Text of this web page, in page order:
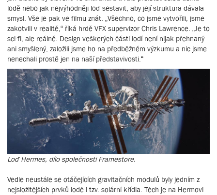
lodě nebo jak nejvýhodněji loď sestavit, aby její struktura dávala
smysl. Vše je pak ve filmu znát. „Všechno, co jsme vytvořili, jsme
zakotvili v realitě,“ říká hrdě VFX supervizor Chris Lawrence. „Je to
sci-fi, ale reálné. Design veškerých částí lodí není nijak přehnaný
ani smyšlený, založili jsme ho na předběžném výzkumu a nic jsme
nenechali prostě jen na naší představivosti.“
Loď Hermes, dílo společnosti Framestore.
Vedle neustále se otáčejících gravitačních modulů byly jedním z
nejsložitějších prvků lodě i tzv. solární křídla. Těch je na Hermovi